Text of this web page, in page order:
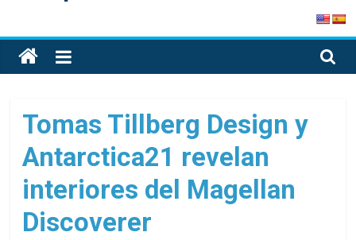
PortalCruceros
Toda
la
de
cruceros
un
solo
sitio
Tomas Tillberg Design y
Antarctica21 revelan
interiores del Magellan
Discoverer